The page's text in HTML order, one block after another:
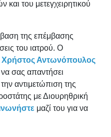
και του μετεγχειρητικού
της επέμβασης
του ιατρού. Ο
Χρήστος Αντωνόπουλος
να σας απαντήσει
αντιμετώπιση της
με Διουρηθρική
μαζί του για να